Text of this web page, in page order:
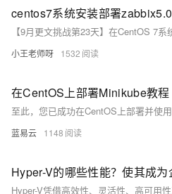
centos7系统安装部署zabbix5.0
小王老师呀 1532
在CentOS上部署Minikube教程
蓝易云 1148